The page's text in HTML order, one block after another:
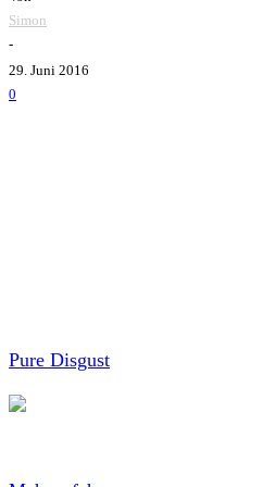
Simon
-
29. Juni 2016
0
Pure Disgust